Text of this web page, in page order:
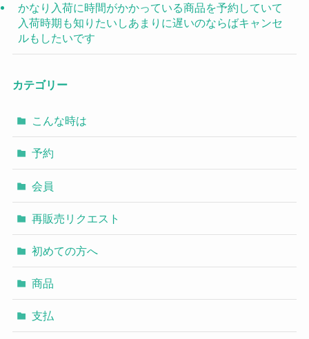
かなり入荷に時間がかかっている商品を予約していて
入荷時期も知りたいしあまりに遅いのならばキャンセ
ルもしたいです
カテゴリー
こんな時は
予約
会員
再販売リクエスト
初めての方へ
商品
支払